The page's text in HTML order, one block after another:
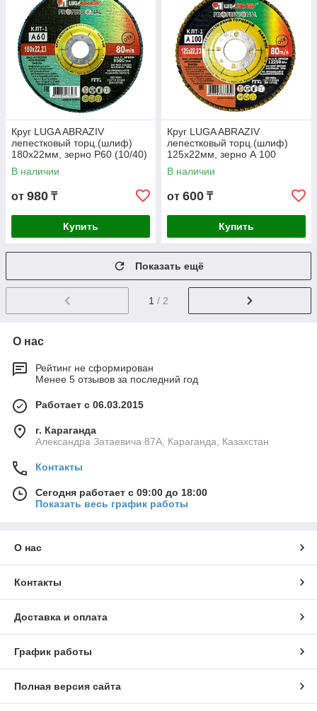
Круг LUGA ABRAZIV
лепестковый торц.(шлиф)
180х22мм, зерно Р60 (10/40)
В наличии
от 980 ₸
Купить
Круг LUGA ABRAZIV
лепестковый торц.(шлиф)
125х22мм, зерно А 100
В наличии
от 600 ₸
Купить
Показать ещё
1 / 2
О нас
Рейтинг не сформирован
Менее 5 отзывов за последний год
Работает с 06.03.2015
г. Караганда
Александра Затаевича 87А, Караганда, Казахстан
Контакты
Сегодня работает с 09:00 до 18:00
Показать весь график работы
О нас
Контакты
Доставка и оплата
График работы
Полная версия сайта